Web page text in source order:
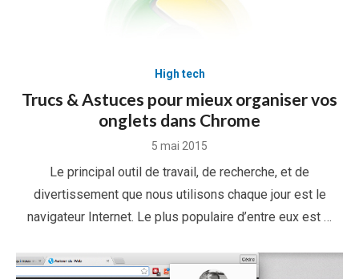
High tech
Trucs & Astuces pour mieux organiser vos
onglets dans Chrome
Posted
5 mai 2015
Le principal outil de travail, de recherche, et de
divertissement que nous utilisons chaque jour est le
navigateur Internet. Le plus populaire d’entre eux est …